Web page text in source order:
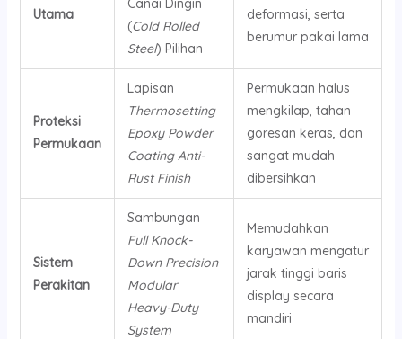
Utama
(Cold Rolled
Steel) Pilihan
deformasi, serta
berumur pakai lama
Proteksi
Permukaan
Lapisan
Thermosetting
Epoxy Powder
Coating Anti-
Rust Finish
Permukaan halus
mengkilap, tahan
goresan keras, dan
sangat mudah
dibersihkan
Sistem
Perakitan
Sambungan
Full Knock-
Down Precision
Modular
Heavy-Duty
System
Memudahkan
karyawan mengatur
jarak tinggi baris
display secara
mandiri